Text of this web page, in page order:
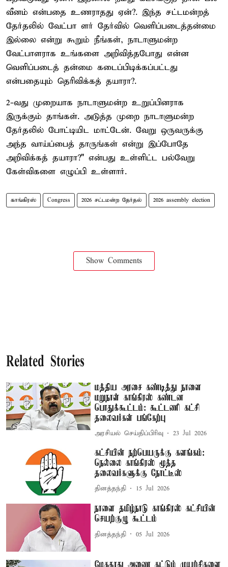
வீனம் என்பதை உணராதது ஏன்?. இந்த சட்டமன்றத்
தேர்தலில் வேட்பா ளர் தேர்வில் வெளிப்படைத்தன்மை
இல்லை என்று கூறும் நீங்கள், நாடாளுமன்ற
வேட்பாளராக உங்களை அறிவித்தபோது என்ன
வெளிப்படைத் தன்மை கடைப்பிடிக்கப்பட்டது
என்பதையும் தெரிவிக்கத் தயாரா?.
2-வது முறையாக நாடாளுமன்ற உறுப்பினராக
இருக்கும் தாங்கள். அடுத்த முறை நாடாளுமன்ற
தேர்தலில் போட்டியிட மாட்டேன். வேறு ஒருவருக்கு
அந்த வாய்ப்பைத் தாருங்கள் என்று இப்போதே
அறிவிக்கத் தயாரா?" என்பது உள்ளிட்ட பல்வேறு
கேள்விகளை எழுப்பி உள்ளார்.
காங்கிரஸ் Congress 2026 சட்டமன்ற தேர்தல் 2026 assembly election
Show Comments
Related Stories
மத்திய அரசை கண்டித்து நாளை
மறுநாள் காங்கிரஸ் கண்டன
பொதுக்கூட்டம்: கூட்டணி கட்சி
தலைவர்கள் பங்கேற்பு
அரசியல் செய்திப்பிரிவு 23 Jul 2026
கட்சியின் நற்பெயருக்கு களங்கம்:
நெல்லை காங்கிரஸ் மூத்த
தலைவர்களுக்கு நோட்டீஸ்
தினத்தந்தி 15 Jul 2026
நாளை தமிழ்நாடு காங்கிரஸ் கட்சியின்
செயற்குழு கூட்டம்
தினத்தந்தி 05 Jul 2026
மேகதாது அணை கட்டும் முயற்சிகளை